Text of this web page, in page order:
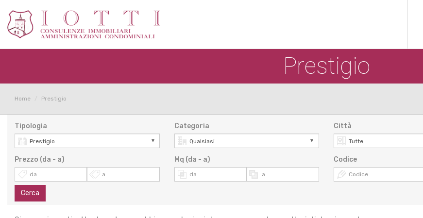
Prestigio
Home Prestigio
Tipologia Categoria Città
Prezzo (da - a) Mq (da - a) Codice
Cerca